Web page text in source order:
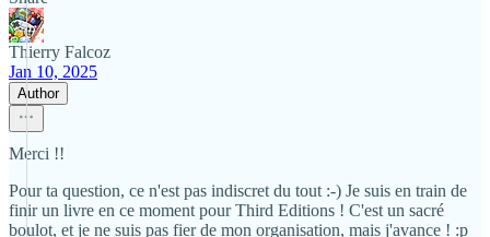
Thierry Falcoz
Jan 10, 2025
Author
Merci !!
Pour ta question, ce n'est pas indiscret du tout :-) Je suis en train de
finir un livre en ce moment pour Third Editions ! C'est un sacré
boulot, et je ne suis pas fier de mon organisation, mais j'avance ! :p